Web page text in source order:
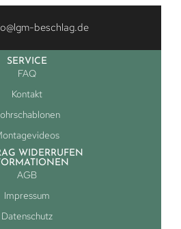
beschlag.de
SERVICE
FAQ
Kontakt
WIDERRUFEN
AGB
Impressum
Datenschutz